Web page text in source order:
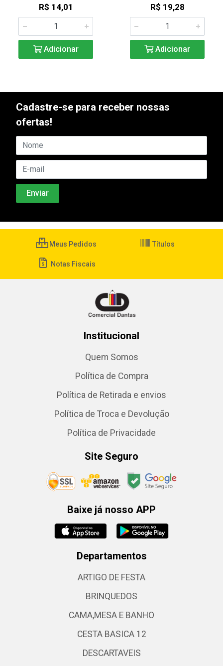
R$ 14,01
Adicionar
R$ 19,28
Adicionar
Cadastre-se para receber nossas
ofertas!
Meus Pedidos Títulos
Notas Fiscais
Institucional
Quem Somos
Política de Compra
Política de Retirada e envios
Política de Troca e Devolução
Política de Privacidade
Site Seguro
Baixe já nosso APP
Departamentos
ARTIGO DE FESTA
BRINQUEDOS
CAMA,MESA E BANHO
CESTA BASICA 12
DESCARTAVEIS